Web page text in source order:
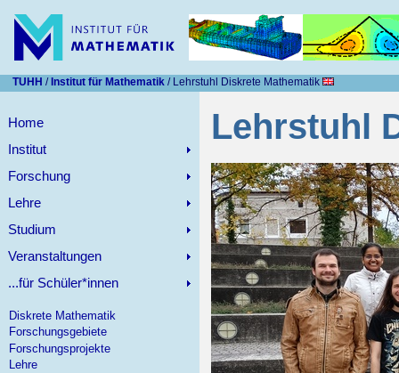
TUHH / Institut für Mathematik/ Lehrstuhl Diskrete Mathematik
Home
Institut
Forschung
Lehre
Studium
Veranstaltungen
...für Schüler*innen
Diskrete Mathematik
Forschungsgebiete
Forschungsprojekte
Lehre
Lehrstuhl